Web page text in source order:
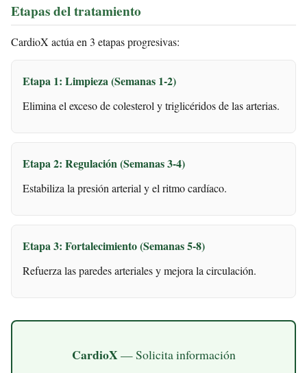
Etapas del tratamiento
CardioX actúa en 3 etapas progresivas:
Etapa 1: Limpieza (Semanas 1-2)
Elimina el exceso de colesterol y triglicéridos de las arterias.
Etapa 2: Regulación (Semanas 3-4)
Estabiliza la presión arterial y el ritmo cardíaco.
Etapa 3: Fortalecimiento (Semanas 5-8)
Refuerza las paredes arteriales y mejora la circulación.
CardioX— Solicita información